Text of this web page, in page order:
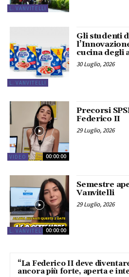
L. VANVITELLI
L. VANVITELLI
Gli studenti
cucina degli
30 Luglio, 2026
VIDEO 00:00:00
Precorsi
Federico II
29 Luglio, 2026
L. VANVITELLI00:00:00
Semestre
Vanvitelli
29 Luglio, 2026
“La Federico II deve
ancora più forte, aperta e